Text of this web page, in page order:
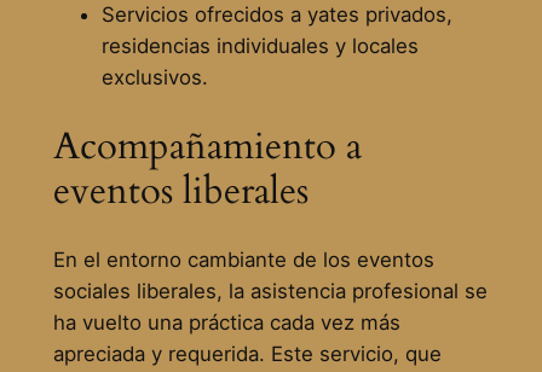
Servicios ofrecidos a yates privados,
residencias individuales y locales
exclusivos.
Acompañamiento a
eventos liberales
En el entorno cambiante de los eventos
sociales liberales, la asistencia profesional se
ha vuelto una práctica cada vez más
apreciada y requerida. Este servicio, que